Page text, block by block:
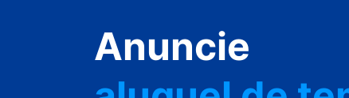
Anuncie
seu hotel
aluguel de